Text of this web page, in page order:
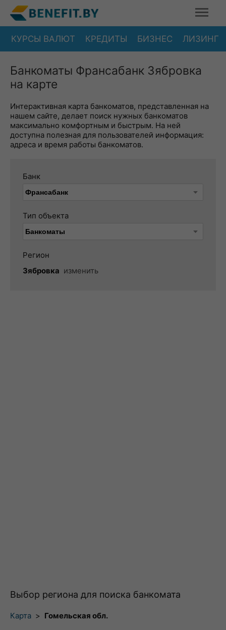
КУРСЫ ВАЛЮТ КРЕДИТЫ БИЗНЕС ЛИЗИНГ
Банкоматы Франсабанк Зябровка
на карте
Интерактивная карта банкоматов, представленная на
нашем сайте, делает поиск нужных банкоматов
максимально комфортным и быстрым. На ней
доступна полезная для пользователей информация:
адреса и время работы банкоматов.
Банк
Тип объекта
Регион
Зябровка изменить
Выбор региона для поиска банкомата
Карта > Гомельская обл.